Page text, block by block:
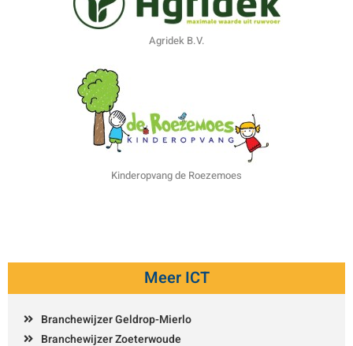
Agridek B.V.
Kinderopvang de Roezemoes
Meer ICT
Branchewijzer Geldrop-Mierlo
Branchewijzer Zoeterwoude